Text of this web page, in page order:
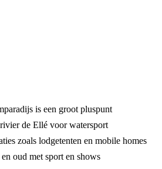
is een groot pluspunt
de Ellé voor watersport
zoals lodgetenten en mobile homes
oud met sport en shows